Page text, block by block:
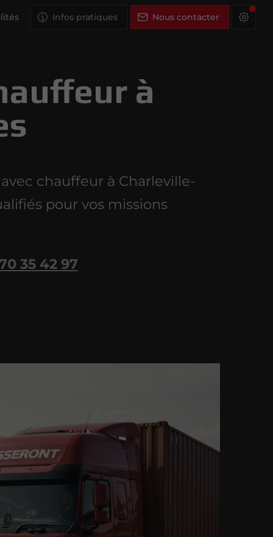
Infos pratiques Nous contacter
à
chauffeur à Charleville-
pour vos missions
35 42 97